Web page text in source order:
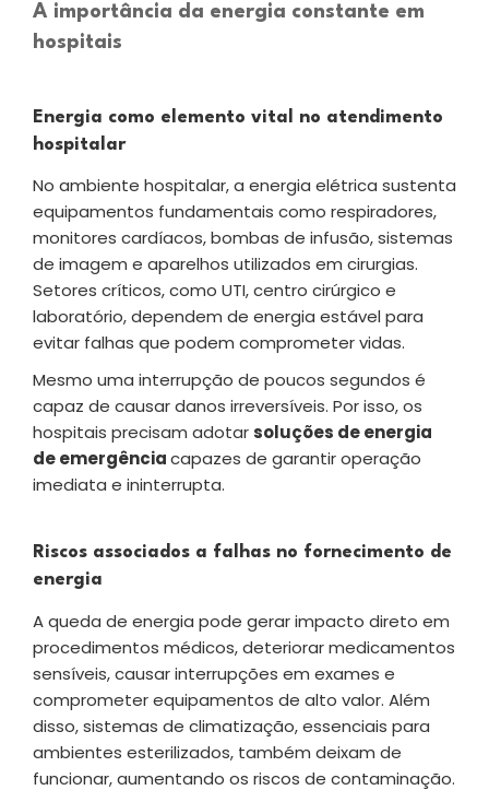
A importância da energia constante em
hospitais
Energia como elemento vital no atendimento
hospitalar
No ambiente hospitalar, a energia elétrica sustenta
equipamentos fundamentais como respiradores,
monitores cardíacos, bombas de infusão, sistemas
de imagem e aparelhos utilizados em cirurgias.
Setores críticos, como UTI, centro cirúrgico e
laboratório, dependem de energia estável para
evitar falhas que podem comprometer vidas.
Mesmo uma interrupção de poucos segundos é
capaz de causar danos irreversíveis. Por isso, os
hospitais precisam adotarsoluções de energia
de emergênciacapazes de garantir operação
imediata e ininterrupta.
Riscos associados a falhas no fornecimento de
energia
A queda de energia pode gerar impacto direto em
procedimentos médicos, deteriorar medicamentos
sensíveis, causar interrupções em exames e
comprometer equipamentos de alto valor. Além
disso, sistemas de climatização, essenciais para
ambientes esterilizados, também deixam de
funcionar, aumentando os riscos de contaminação.